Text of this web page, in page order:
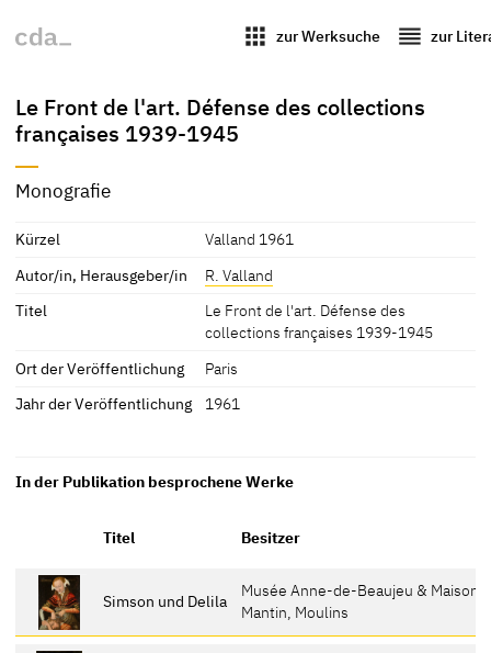
apps zur Werksuche reorder zur
Le Front de l'art. Défense des collections
françaises 1939-1945
Monografie
Kürzel
Valland 1961
Autor/in, Herausgeber/in
R. Valland
Titel
Le Front de l'art. Défense des
collections françaises 1939-1945
Ort der Veröffentlichung
Paris
Jahr der Veröffentlichung
1961
In der Publikation besprochene Werke
Titel Besitzer
Simson und Delila
Musée Anne-de-Beaujeu & Maison
Mantin, Moulins